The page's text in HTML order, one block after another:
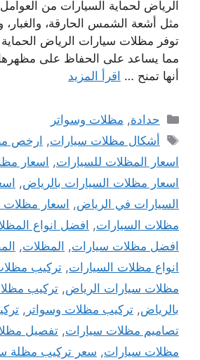
الرياض لحماية السيارات من
مثل أشعة الشمس الحارقة، والغبار،
توفر مظلات سيارات الرياض الحماية
مما يساعد على الحفاظ على مظهرها
أنها تمنح … اقرأ المزيد
التصنيفات
حدادة, مظلات وسواتر
الوسوم
أشكال مظلات سيارات, ارخص
اسعار المظلات للسيارات, اسعار
اسعار مظلات السيارات بالرياض,
السيارات في الرياض, اسعار
مظلات السيارات, افضل انواع
افضل مظلات سيارات, المظلات,
انواع مظلات السيارات, تركيب
مظلات سيارات الرياض, تركيب
بالرياض, تركيب مظلات وسواتر ,
تصاميم مظلات سيارات, تفصيل
مظلات سيارات, سعر تركيب مظلة